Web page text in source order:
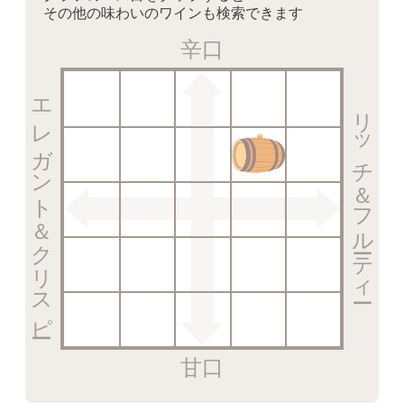
その他の味わいのワインも検索できます
辛口
リッチ＆フルーティー
甘口
エレガント＆クリスピー